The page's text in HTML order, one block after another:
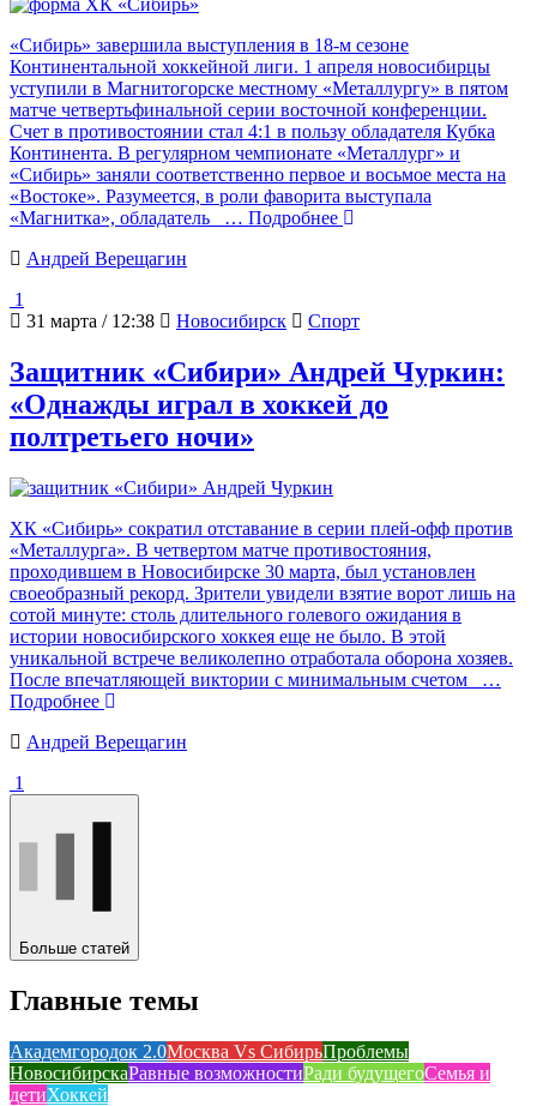
«Сибирь» завершила выступления в 18-м сезоне
Континентальной хоккейной лиги. 1 апреля новосибирцы
уступили в Магнитогорске местному «Металлургу» в пятом
матче четвертьфинальной серии восточной конференции.
Счет в противостоянии стал 4:1 в пользу обладателя Кубка
Континента. В регулярном чемпионате «Металлург» и
«Сибирь» заняли соответственно первое и восьмое места на
«Востоке». Разумеется, в роли фаворита выступала
«Магнитка», обладатель
… Подробнее
Андрей Верещагин
1
31 марта / 12:38
Новосибирск Спорт
Защитник «Сибири» Андрей Чуркин:
«Однажды играл в хоккей до
полтретьего ночи»
ХК «Сибирь» сократил отставание в серии плей-офф против
«Металлурга». В четвертом матче противостояния,
проходившем в Новосибирске 30 марта, был установлен
своеобразный рекорд. Зрители увидели взятие ворот лишь на
сотой минуте: столь длительного голевого ожидания в
истории новосибирского хоккея еще не было. В этой
уникальной встрече великолепно отработала оборона хозяев.
После впечатляющей виктории с минимальным счетом
…
Подробнее
Андрей Верещагин
1
Больше статей
Главные темы
Академгородок 2.0Москва Vs СибирьПроблемы
НовосибирскаРавные возможностиРади будущегоСемья и
детиХоккей